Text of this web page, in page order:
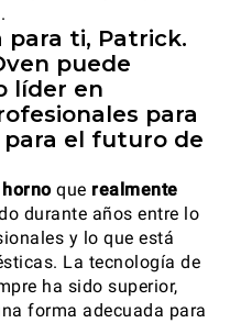
ti, Patrick.
puede
líder en
para
para el futuro de
que realmente
durante años entre lo
y lo que está
La tecnología de
ha sido superior,
forma adecuada para